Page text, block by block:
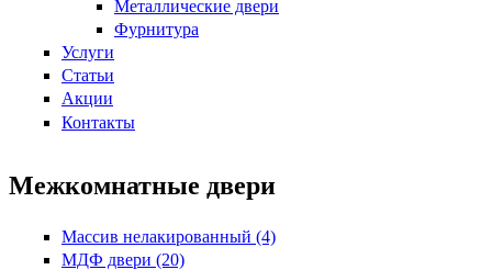
Металлические двери
Фурнитура
Услуги
Статьи
Акции
Контакты
Межкомнатные двери
Массив нелакированный (4)
МДФ двери (20)